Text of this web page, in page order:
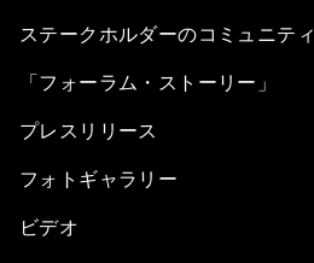
ステークホルダーのコミュニティ
「フォーラム・ストーリー」
プレスリリース
フォトギャラリー
ビデオ